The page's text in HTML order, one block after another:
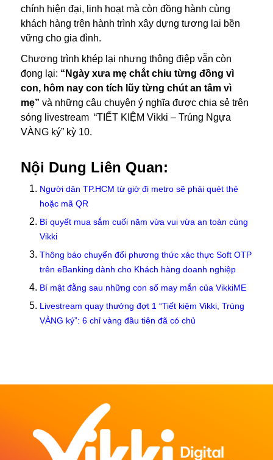
chính hiện đại, linh hoạt mà còn đồng hành cùng
khách hàng trên hành trình xây dựng tương lai bền
vững cho gia đình.
Chương trình khép lại nhưng thông điệp vẫn còn
đọng lại: “Ngày xưa mẹ chắt chiu từng đồng vì
con, hôm nay con tích lũy từng chút an tâm vì
mẹ” và những câu chuyện ý nghĩa được chia sẻ trên
sóng livestream “TIẾT KIỆM Vikki – Trúng Ngựa
VÀNG ký” kỳ 10.
Nội Dung Liên Quan:
Người dân TP.HCM từ giờ đi metro sẽ phải quét thẻ
hoặc mã QR
Bí quyết mua sắm cuối năm vừa vui vừa an toàn cùng
Vikki
Thông báo chuyển đổi phương thức xác thực Soft OTP
trên eBanking dành cho Khách hàng doanh nghiệp
Bí mật đằng sau những con số may mắn của VikkiME
Livestream quay thưởng đợt 1 “Tiết kiệm Vikki, Trúng
VÀNG ký”: 6 chỉ vàng đầu tiên đã có chủ